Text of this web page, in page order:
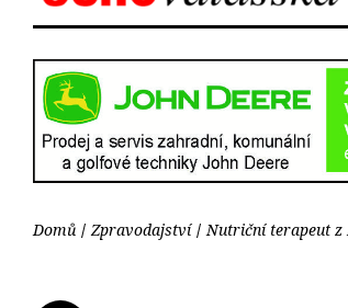
Domů Zpravodajství Nutriční terapeut z